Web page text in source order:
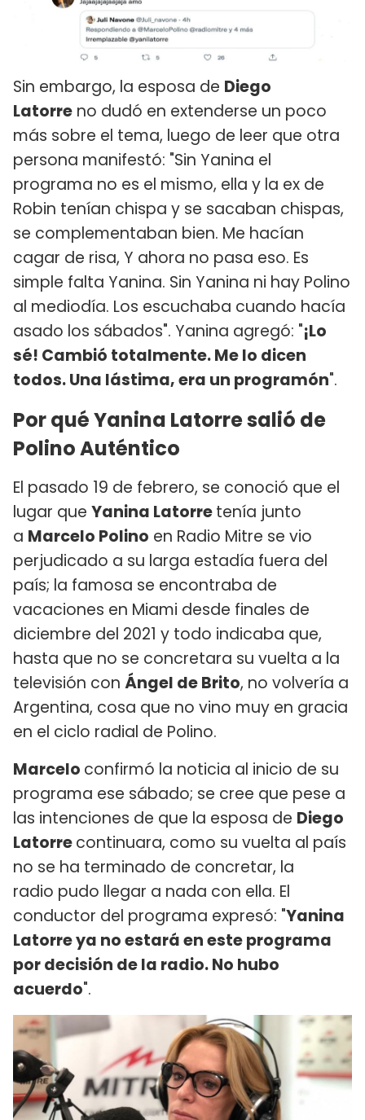
Sin embargo, la esposa de Diego
Latorre no dudó en extenderse un poco
más sobre el tema, luego de leer que otra
persona manifestó: "Sin Yanina el
programa no es el mismo, ella y la ex de
Robin tenían chispa y se sacaban chispas,
se complementaban bien. Me hacían
cagar de risa, Y ahora no pasa eso. Es
simple falta Yanina. Sin Yanina ni hay Polino
al mediodía. Los escuchaba cuando hacía
asado los sábados". Yanina agregó: "¡Lo
sé! Cambió totalmente. Me lo dicen
todos. Una lástima, era un programón".
Por qué Yanina Latorre salió de
Polino Auténtico
El pasado 19 de febrero, se conoció que el
lugar que Yanina Latorretenía junto
a Marcelo Polino en Radio Mitre se vio
perjudicado a su larga estadía fuera del
país; la famosa se encontraba de
vacaciones en Miami desde finales de
diciembre del 2021 y todo indicaba que,
hasta que no se concretara su vuelta a la
televisión con Ángel de Brito, no volvería a
Argentina, cosa que no vino muy en gracia
en el ciclo radial de Polino.
Marcelo confirmó la noticia al inicio de su
programa ese sábado; se cree que pese a
las intenciones de que la esposa de Diego
Latorrecontinuara, como su vuelta al país
no se ha terminado de concretar, la
radio pudo llegar a nada con ella. El
conductor del programa expresó: "Yanina
Latorre ya no estará en este programa
por decisión de la radio. No hubo
acuerdo".